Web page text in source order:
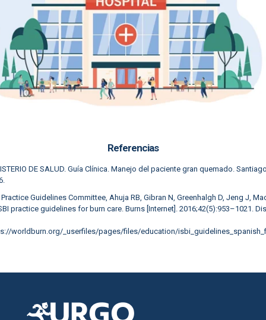
Referencias
DE SALUD. Guía Clínica. Manejo del paciente gran quemado.
Practice Guidelines Committee, Ahuja RB, Gibran N, Greenhalgh D, Jeng J,
practice guidelines for burn care. Burns [Internet]. 2016;42(5):953–1021.
worldburn.org/_userfiles/pages/files/education/